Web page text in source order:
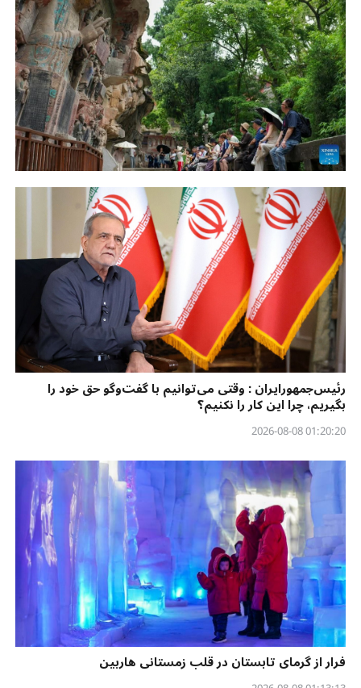
رئیس‌جمهورایران : وقتی می‌توانیم با گفت‌وگو حق خود را
بگیریم، چرا این کار را نکنیم؟
01:20:20 2026-08-08
فرار از گرمای تابستان در قلب زمستانی هاربین